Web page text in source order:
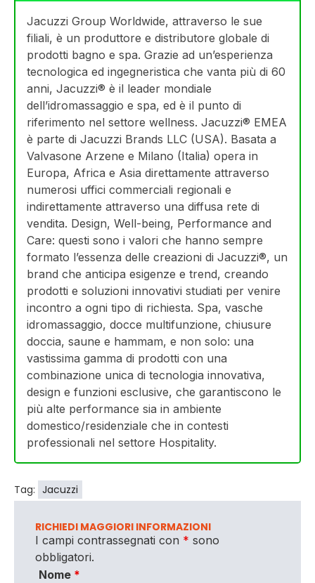
Jacuzzi Group Worldwide, attraverso le sue
filiali, è un produttore e distributore globale di
prodotti bagno e spa. Grazie ad un’esperienza
tecnologica ed ingegneristica che vanta più di 60
anni, Jacuzzi® è il leader mondiale
dell’idromassaggio e spa, ed è il punto di
riferimento nel settore wellness. Jacuzzi® EMEA
è parte di Jacuzzi Brands LLC (USA). Basata a
Valvasone Arzene e Milano (Italia) opera in
Europa, Africa e Asia direttamente attraverso
numerosi uffici commerciali regionali e
indirettamente attraverso una diffusa rete di
vendita. Design, Well-being, Performance and
Care: questi sono i valori che hanno sempre
formato l’essenza delle creazioni di Jacuzzi®, un
brand che anticipa esigenze e trend, creando
prodotti e soluzioni innovativi studiati per venire
incontro a ogni tipo di richiesta. Spa, vasche
idromassaggio, docce multifunzione, chiusure
doccia, saune e hammam, e non solo: una
vastissima gamma di prodotti con una
combinazione unica di tecnologia innovativa,
design e funzioni esclusive, che garantiscono le
più alte performance sia in ambiente
domestico/residenziale che in contesti
professionali nel settore Hospitality.
Tag: Jacuzzi
RICHIEDI MAGGIORI INFORMAZIONI
I campi contrassegnati con * sono
obbligatori.
Nome *